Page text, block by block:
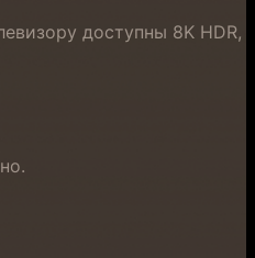
доступны 8K HDR,